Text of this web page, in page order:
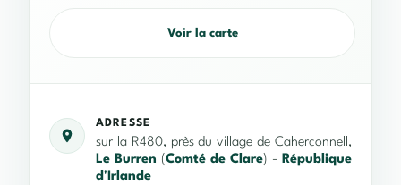
Voir la carte
ADRESSE
sur la R480, près du village de Caherconnell,
Le Burren (Comté de Clare) - République
d'Irlande